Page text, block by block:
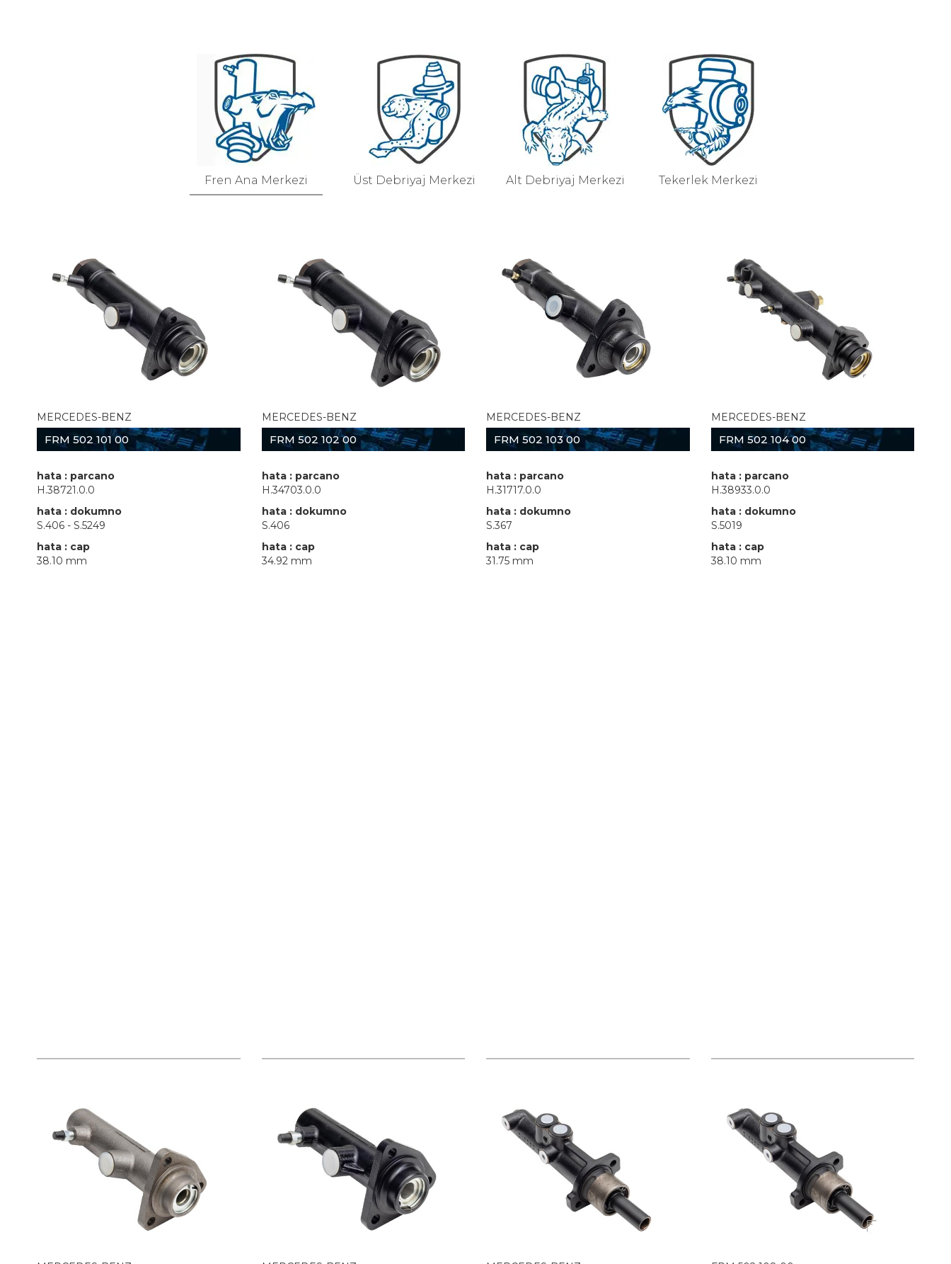
Fren Ana Merkezi Üst Debriyaj Merkezi Alt Debriyaj Merkezi Tekerlek Merkezi
MERCEDES-BENZ
FRM 502 101 00
hata : parcano
H.38721.0.0
hata : dokumno
S.406 - S.5249
hata : cap
38.10 mm
MERCEDES-BENZ
FRM 502 102 00
hata : parcano
H.34703.0.0
hata : dokumno
S.406
hata : cap
34.92 mm
MERCEDES-BENZ
FRM 502 103 00
hata : parcano
H.31717.0.0
hata : dokumno
S.367
hata : cap
31.75 mm
MERCEDES-BENZ
FRM 502 104 00
hata : parcano
H.38933.0.0
hata : dokumno
S.5019
hata : cap
38.10 mm